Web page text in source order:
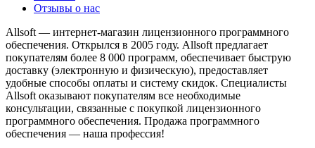
Отзывы о нас
Allsoft — интернет-магазин лицензионного программного
обеспечения. Открылся в 2005 году. Allsoft предлагает
покупателям более 8 000 программ, обеспечивает быструю
доставку (электронную и физическую), предоставляет
удобные способы оплаты и систему скидок. Специалисты
Allsoft оказывают покупателям все необходимые
консультации, связанные с покупкой лицензионного
программного обеспечения. Продажа программного
обеспечения — наша профессия!